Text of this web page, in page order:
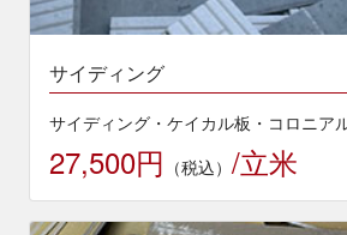
サイディング
サイディング・ケイカル板・コロニア
27,500円 （税込） /立米